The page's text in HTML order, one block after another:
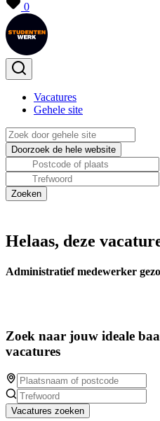
0
Vacatures
Gehele site
Helaas, deze
Administratief medewerker
Zoek naar jouw ideale
vacatures
Vacatures zoeken